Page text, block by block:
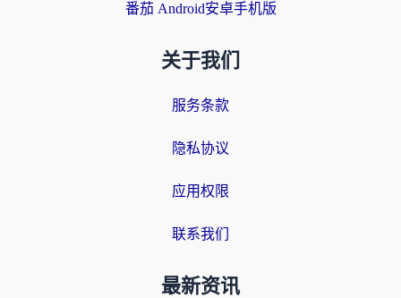
番茄 Android安卓手机版
关于我们
服务条款
隐私协议
应用权限
联系我们
最新资讯